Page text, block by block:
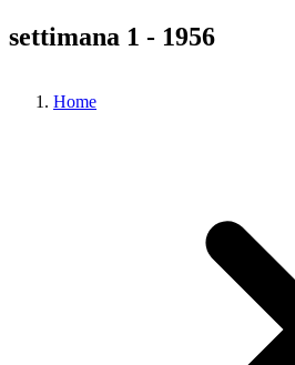
settimana 1 - 1956
Home